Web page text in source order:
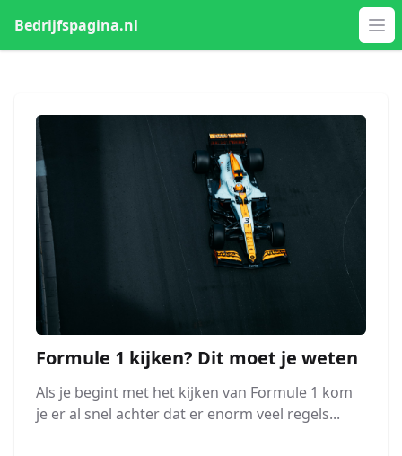
Bedrijfspagina.nl
Formule 1 kijken? Dit moet je weten
Als je begint met het kijken van Formule 1 kom
je er al snel achter dat er enorm veel regels...